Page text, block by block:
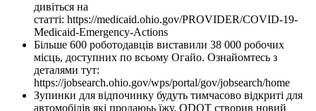
дивіться на
статті: https://medicaid.ohio.gov/PROVIDER/COVID-19-
Medicaid-Emergency-Actions
Більше 600 роботодавців виставили 38 000 робочих
місць, доступних по всьому Огайо. Ознайомтесь з
деталями тут:
https://jobsearch.ohio.gov/wps/portal/gov/jobsearch/home
Зупинки для відпочинку будуть тимчасово відкриті для
автомобілів які продаюьь їжу. ODOT створив новий